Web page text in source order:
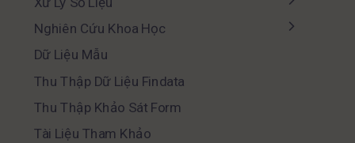
Nghiên Cứu Khoa Học
Dữ Liệu Mẫu
Thu Thập Dữ Liệu Findata
Thu Thập Khảo Sát Form
Tài Liệu Tham Khảo